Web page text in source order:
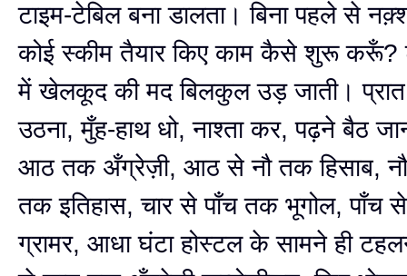
टाइम-टेबिल बना डालता। बिना पहले से
कोई स्कीम तैयार किए काम कैसे शुरू करूँ?
में खेलकूद की मद बिलकुल उड़ जाती।
उठना, मुँह-हाथ धो, नाश्ता कर, पढ़ने बैठ
आठ तक अँग्रेज़ी, आठ से नौ तक हिसाब,
तक इतिहास, चार से पाँच तक भूगोल, पाँच
ग्रामर, आधा घंटा होस्टल के सामने ही